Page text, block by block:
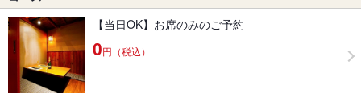
【当日OK】お席のみのご予約
0円（税込）